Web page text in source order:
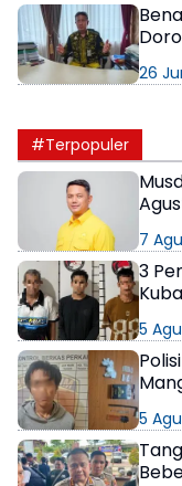
26
#Terpopuler
7
3
5
5